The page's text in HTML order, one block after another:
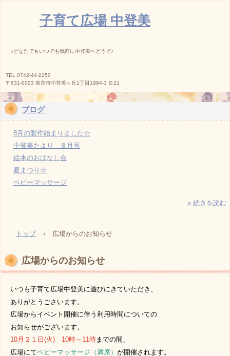
子育て広場 中登美
♪どなたでもいつでも気軽に中登美へどうぞ♪
TEL.0742-44-2250
〒631-0003 奈良市中登美ヶ丘1丁目1994-3 Ｄ21
ブログ
8月の製作始まりました☆
中登美たより ８月号
絵本のおはなし会
夏まつり☆
ベビーマッサージ
» 続きを読む
トップ › 広場からのお知らせ
広場からのお知らせ
いつも子育て広場中登美に遊びにきていただき、
ありがとうごさいます。
広場からイベント開催に伴う利用時間についての
お知らせがございます。
10月２１日(火) 10時～11時までの間、
広場にてベビーマッサージ（満席）が開催されます 。